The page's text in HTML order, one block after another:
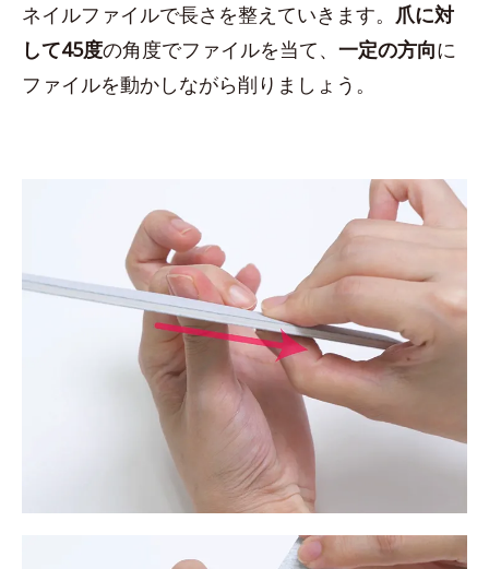
ネイルファイルで長さを整えていきます。 爪に対
して45度の角度でファイルを当て、 一定の方向に
ファイルを動かしながら削りましょう。